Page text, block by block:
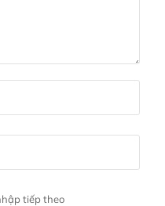
tiếp theo